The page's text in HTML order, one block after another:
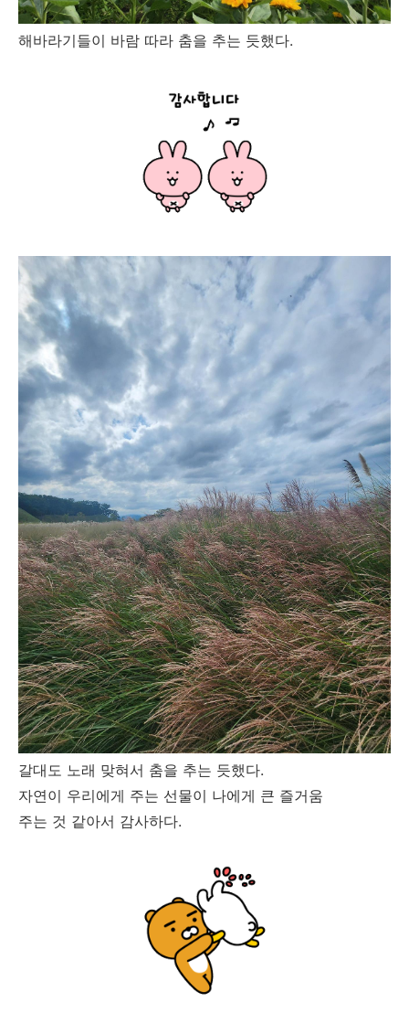
해바라기들이 바람 따라 춤을 추는 듯했다.
갈대도 노래 맞혀서 춤을 추는 듯했다.
자연이 우리에게 주는 선물이 나에게 큰 즐거움
주는 것 같아서 감사하다.